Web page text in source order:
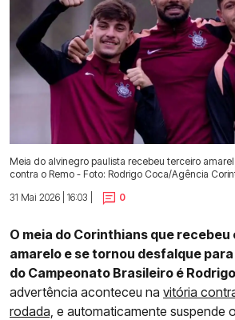
Meia do alvinegro paulista recebeu terceiro
contra o Remo - Foto: Rodrigo Coca/Agência
31 Mai 2026 | 16:03 |
0
O meia do Corinthians que
amarelo e se tornou desfalque
do Campeonato Brasileiro é
advertência aconteceu na vitória
rodada, e automaticamente suspende